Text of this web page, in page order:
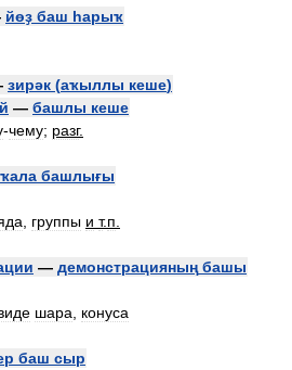
йөҙ баш һарыҡ
зирәк (аҡыллы кеше)
— башлы кеше
-чему; разг.
ҡала башлығы
группы и т.п
— демонстрацияның башы
шара
конуса
баш сыр